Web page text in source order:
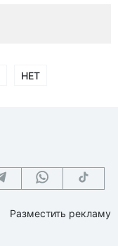
НЕТ
Разместить рекламу